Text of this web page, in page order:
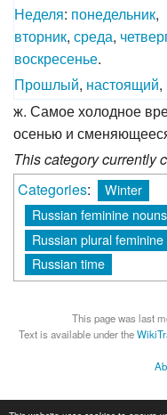
Неделя: понедельник,
вторник, среда,
воскресенье.
Прошлый, настоящий,
ж. Самое холодное
осенью и
This category currently
Categories:
Winter
Russian feminine
Russian plural
Russian time
This page was last
Text is available under the